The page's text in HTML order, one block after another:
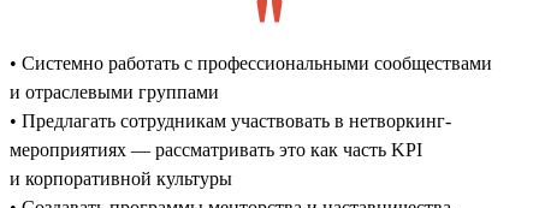
• Системно работать с профессиональными сообществами
и отраслевыми группами
• Предлагать сотрудникам участвовать в нетворкинг-
мероприятиях — рассматривать это как часть KPI
и корпоративной культуры